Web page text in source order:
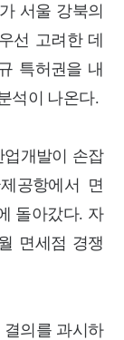
서울 강북의
선 고려한 데
특허권을 내
석이 나온다.
개발이 손잡
공항에서 면
돌아갔다. 자
면세점 경쟁
의를 과시하